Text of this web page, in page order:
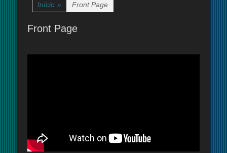
Início » Front Page
Front Page